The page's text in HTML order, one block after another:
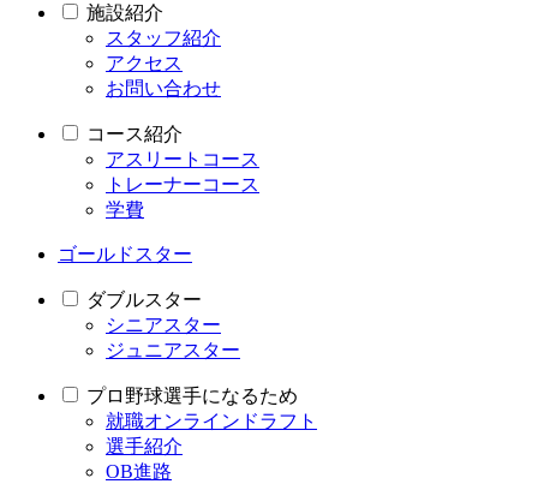
施設紹介
スタッフ紹介
アクセス
お問い合わせ
コース紹介
アスリートコース
トレーナーコース
学費
ゴールドスター
ダブルスター
シニアスター
ジュニアスター
プロ野球選手になるため
就職オンラインドラフト
選手紹介
OB進路